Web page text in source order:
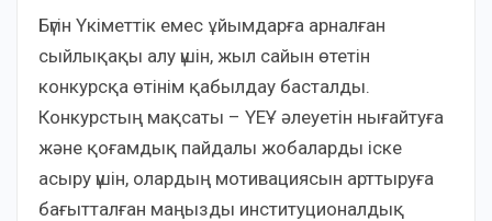
Бүгін Үкіметтік емес ұйымдарға арналған
сыйлықақы алу үшін, жыл сайын өтетін
конкурсқа өтінім қабылдау басталды.
Конкурстың мақсаты – ҮЕҰ әлеуетін нығайтуға
және қоғамдық пайдалы жобаларды іске
асыру үшін, олардың мотивациясын арттыруға
бағытталған маңызды институционалдық